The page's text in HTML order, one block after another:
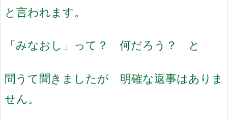
と言われます。
「みなおし」って？ 何だろう？ と
問うて聞きましたが 明確な返事はありま
せん。